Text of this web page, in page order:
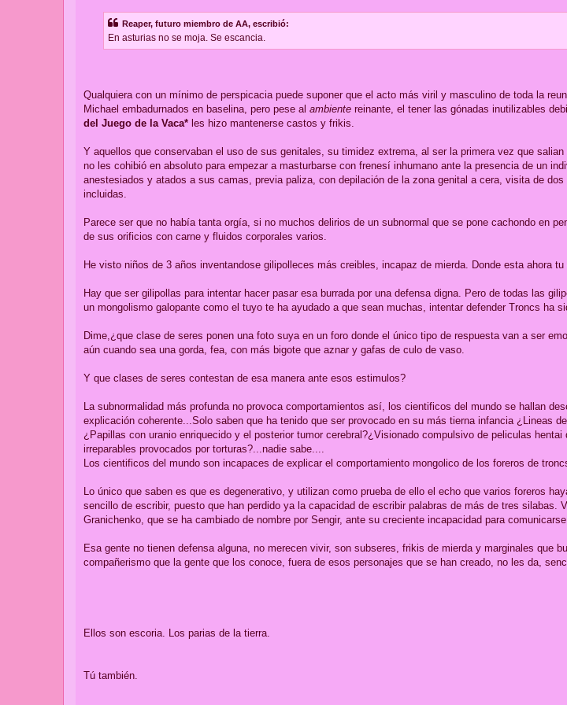
Reaper, futuro miembro de AA, escribió:
En asturias no se moja. Se escancia.
Qualquiera con un mínimo de perspicacia puede suponer que el acto más viril y masculino de toda la
Michael embadurnados en baselina, pero pese al ambiente reinante, el tener las gónadas inutilizables
del Juego de la Vaca* les hizo mantenerse castos y frikis.
Y aquellos que conservaban el uso de sus genitales, su timidez extrema, al ser la primera vez que
no les cohibió en absoluto para empezar a masturbarse con frenesí inhumano ante la presencia de un
anestesiados y atados a sus camas, previa paliza, con depilación de la zona genital a cera, visita de
incluidas.
Parece ser que no había tanta orgía, si no muchos delirios de un subnormal que se pone cachondo en
de sus orificios con carne y fluidos corporales varios.
He visto niños de 3 años inventandose gilipolleces más creibles, incapaz de mierda. Donde esta ahora
Hay que ser gilipollas para intentar hacer pasar esa burrada por una defensa digna. Pero de todas las
un mongolismo galopante como el tuyo te ha ayudado a que sean muchas, intentar defender Troncs ha
Dime,¿que clase de seres ponen una foto suya en un foro donde el único tipo de respuesta van a ser
aún cuando sea una gorda, fea, con más bigote que aznar y gafas de culo de vaso.
Y que clases de seres contestan de esa manera ante esos estimulos?
La subnormalidad más profunda no provoca comportamientos así, los cientificos del mundo se hallan
explicación coherente...Solo saben que ha tenido que ser provocado en su más tierna infancia ¿Lineas
¿Papillas con uranio enriquecido y el posterior tumor cerebral?¿Visionado compulsivo de peliculas
irreparables provocados por torturas?...nadie sabe....
Los cientificos del mundo son incapaces de explicar el comportamiento mongolico de los foreros de
Lo único que saben es que es degenerativo, y utilizan como prueba de ello el echo que varios foreros
sencillo de escribir, puesto que han perdido ya la capacidad de escribir palabras de más de tres silabas.
Granichenko, que se ha cambiado de nombre por Sengir, ante su creciente incapacidad para
Esa gente no tienen defensa alguna, no merecen vivir, son subseres, frikis de mierda y marginales que
compañerismo que la gente que los conoce, fuera de esos personajes que se han creado, no les da,
Ellos son escoria. Los parias de la tierra.
Tú también.